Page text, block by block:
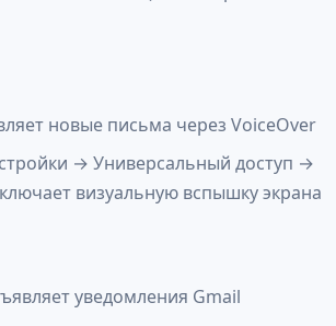
новые письма через VoiceOver
→ Универсальный доступ →
визуальную вспышку экрана
уведомления Gmail